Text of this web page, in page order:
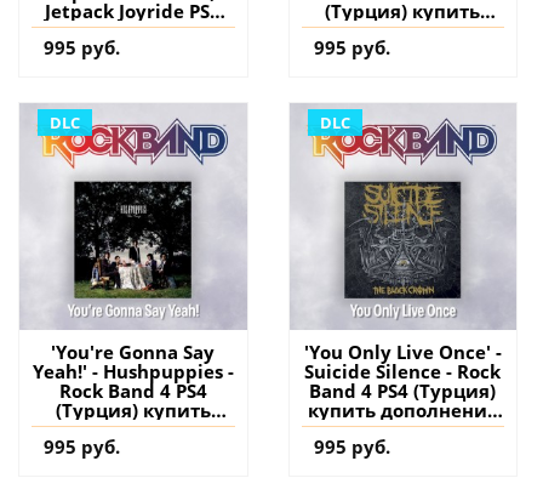
Jetpack Joyride PS4
(Турция) купить
дополнение на
995 руб.
(Турция) купить
дополнение на
аккаунт
995 руб.
DLC
'You're Gonna Say
Yeah!' - Hushpuppies -
Rock Band 4 PS4
(Турция) купить
дополнение на
аккаунт
995 руб.
DLC
'You Only Live Once' -
Suicide Silence - Rock
Band 4 PS4 (Турция)
купить дополнение
на аккаунт
995 руб.